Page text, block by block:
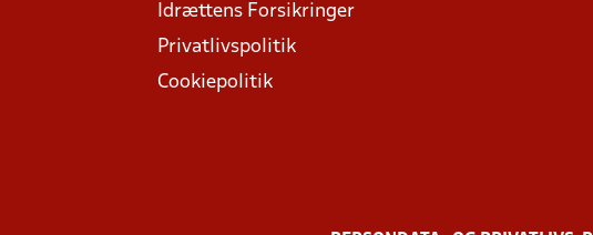
Idrættens Forsikringer
Privatlivspolitik
Cookiepolitik